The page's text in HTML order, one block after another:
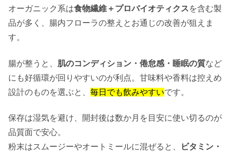
オーガニック系は食物繊維＋プロバイオティクスを含む製
品が多く、腸内フローラの整えとお通じの改善が狙えま
す。
腸が整うと、 肌のコンディション・倦怠感・睡眠の質など
にも好循環が回りやすいのが利点。甘味料や香料は控えめ
設計のものを選ぶと、 毎日でも飲みやすいです。
保存は湿気を避け、開封後は数か月を目安に使い切るのが
品質面で安心。
粉末はスムージーやオートミールに混ぜると、
ビタミン・